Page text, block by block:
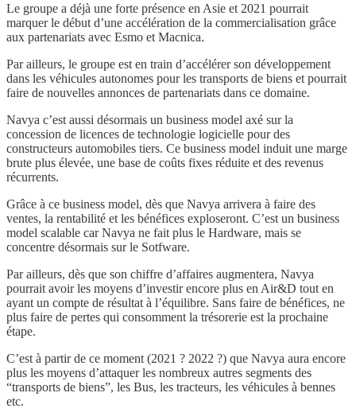
Le groupe a déjà une forte présence en Asie et 2021 pourrait
marquer le début d’une accélération de la commercialisation grâce
aux partenariats avec Esmo et Macnica.
Par ailleurs, le groupe est en train d’accélérer son développement
dans les véhicules autonomes pour les transports de biens et pourrait
faire de nouvelles annonces de partenariats dans ce domaine.
Navya c’est aussi désormais un business model axé sur la
concession de licences de technologie logicielle pour des
constructeurs automobiles tiers. Ce business model induit une marge
brute plus élevée, une base de coûts fixes réduite et des revenus
récurrents.
Grâce à ce business model, dès que Navya arrivera à faire des
ventes, la rentabilité et les bénéfices exploseront. C’est un business
model scalable car Navya ne fait plus le Hardware, mais se
concentre désormais sur le Sotfware.
Par ailleurs, dès que son chiffre d’affaires augmentera, Navya
pourrait avoir les moyens d’investir encore plus en Air&D tout en
ayant un compte de résultat à l’équilibre. Sans faire de bénéfices, ne
plus faire de pertes qui consomment la trésorerie est la prochaine
étape.
C’est à partir de ce moment (2021 ? 2022 ?) que Navya aura encore
plus les moyens d’attaquer les nombreux autres segments des
“transports de biens”, les Bus, les tracteurs, les véhicules à bennes
etc.